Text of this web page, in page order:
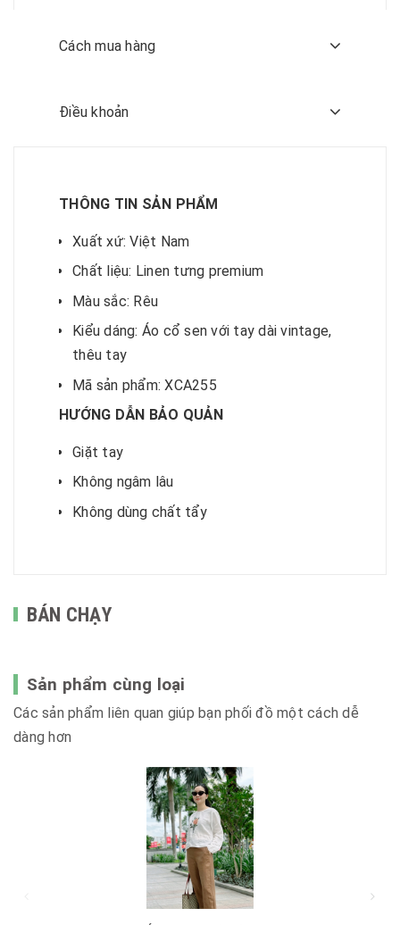
Cách mua hàng
Điều khoản
THÔNG TIN SẢN PHẨM
Xuất xứ: Việt Nam
Chất liệu: Linen tưng premium
Màu sắc: Rêu
Kiểu dáng: Áo cổ sen với tay dài vintage,
thêu tay
Mã sản phẩm: XCA255
HƯỚNG DẪN BẢO QUẢN
Giặt tay
Không ngâm lâu
Không dùng chất tẩy
BÁN CHẠY
Sản phẩm cùng loại
Các sản phẩm liên quan giúp bạn phối đồ một cách dễ
dàng hơn